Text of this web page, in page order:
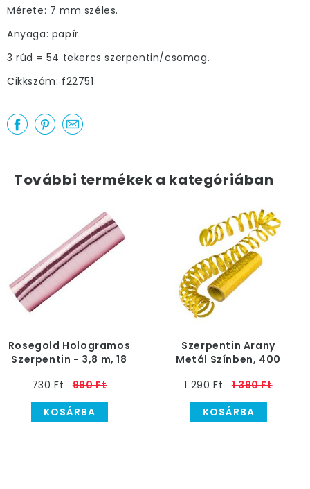
Mérete: 7 mm széles.
Anyaga: papír.
3 rúd = 54 tekercs szerpentin/csomag.
Cikkszám: f22751
További termékek a kategóriában
Rosegold Hologramos
Szerpentin - 3,8 m, 18
730 Ft
990 Ft
KOSÁRBA
Szerpentin Arany
Metál Színben, 400
1 290 Ft
1 390 Ft
KOSÁRBA